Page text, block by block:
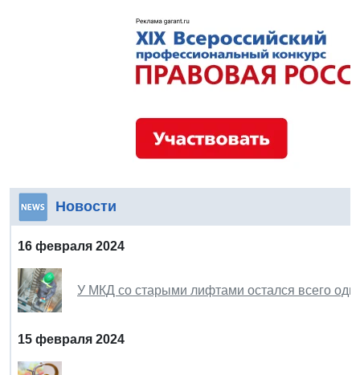
Новости
16 февраля 2024
У МКД со старыми лифтами остался всего
15 февраля 2024